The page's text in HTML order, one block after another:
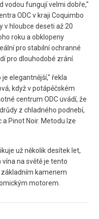
vodou fungují velmi dobře,"
ODC v kraji Coquimbo
v hloubce deseti až 20
roku a obklopeny
pro stabilní ochranné
pro dlouhodobé zrání.
elegantnější," řekla
když v potápěčském
centrum ODC uvádí, že
z chladného podnebí,
a Pinot Noir. Metodu lze
už několik desítek let,
na světě je tento
základním kamenem
motorem.